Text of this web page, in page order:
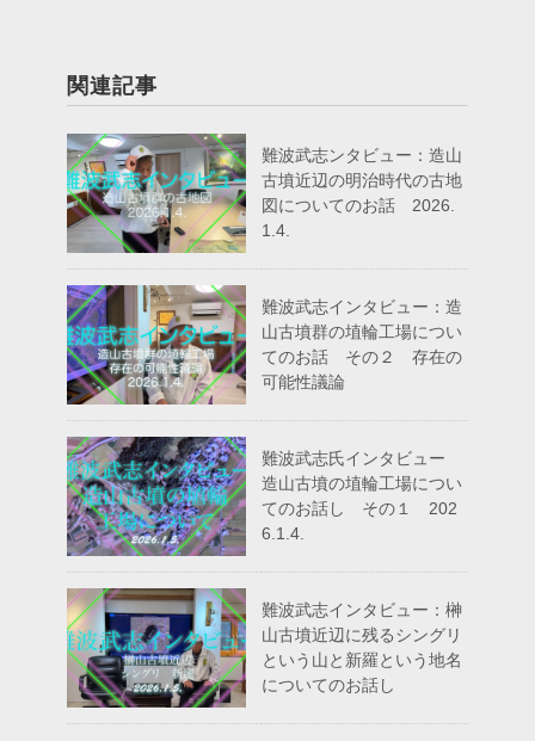
関連記事
難波武志ンタビュー：造山
古墳近辺の明治時代の古地
図についてのお話 2026.
1.4.
難波武志インタビュー：造
山古墳群の埴輪工場につい
てのお話 その２ 存在の
可能性議論
難波武志氏インタビュー
造山古墳の埴輪工場につい
てのお話し その１ 202
6.1.4.
難波武志インタビュー：榊
山古墳近辺に残るシングリ
という山と新羅という地名
についてのお話し